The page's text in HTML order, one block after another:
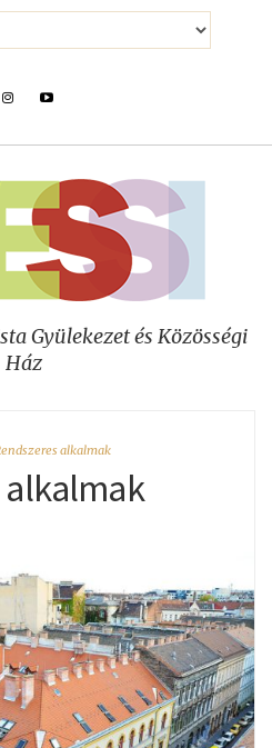
Gyülekezet és Közösségi
Ház
alkalmak